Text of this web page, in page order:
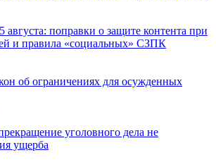
августа: поправки о защите контента при
и правила «социальных» СЗПК
об ограничениях для осужденных
уголовного дела не
ущерба